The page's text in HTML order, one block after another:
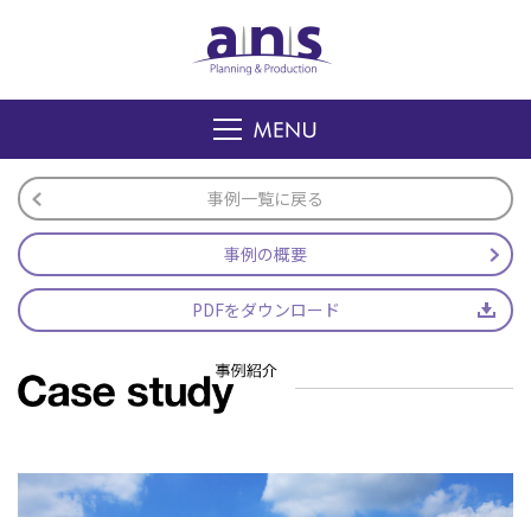
事例一覧に戻る
事例の概要
PDFをダウンロード